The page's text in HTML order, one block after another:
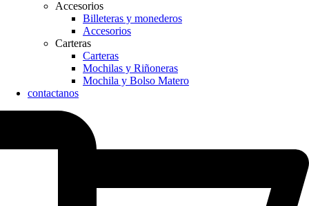
Accesorios
Billeteras y monederos
Accesorios
Carteras
Carteras
Mochilas y Riñoneras
Mochila y Bolso Matero
contactanos